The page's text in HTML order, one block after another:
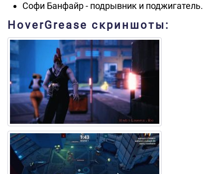
Софи Банфайр - подрывник и поджигатель.
HoverGrease скриншоты: